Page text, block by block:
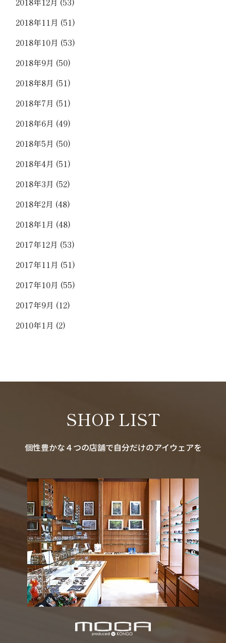
2018年11月 (51)
2018年10月 (53)
2018年9月 (50)
2018年8月 (51)
2018年7月 (51)
2018年6月 (49)
2018年5月 (50)
2018年4月 (51)
2018年3月 (52)
2018年2月 (48)
2018年1月 (48)
2017年12月 (53)
2017年11月 (51)
2017年10月 (55)
2017年9月 (12)
2010年1月 (2)
SHOP LIST
個性豊かな４つの店舗で自分だけのアイウェアを